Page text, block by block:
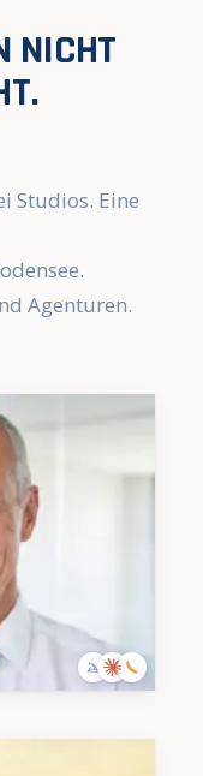
NICHT
Studios. Eine
Agenturen.